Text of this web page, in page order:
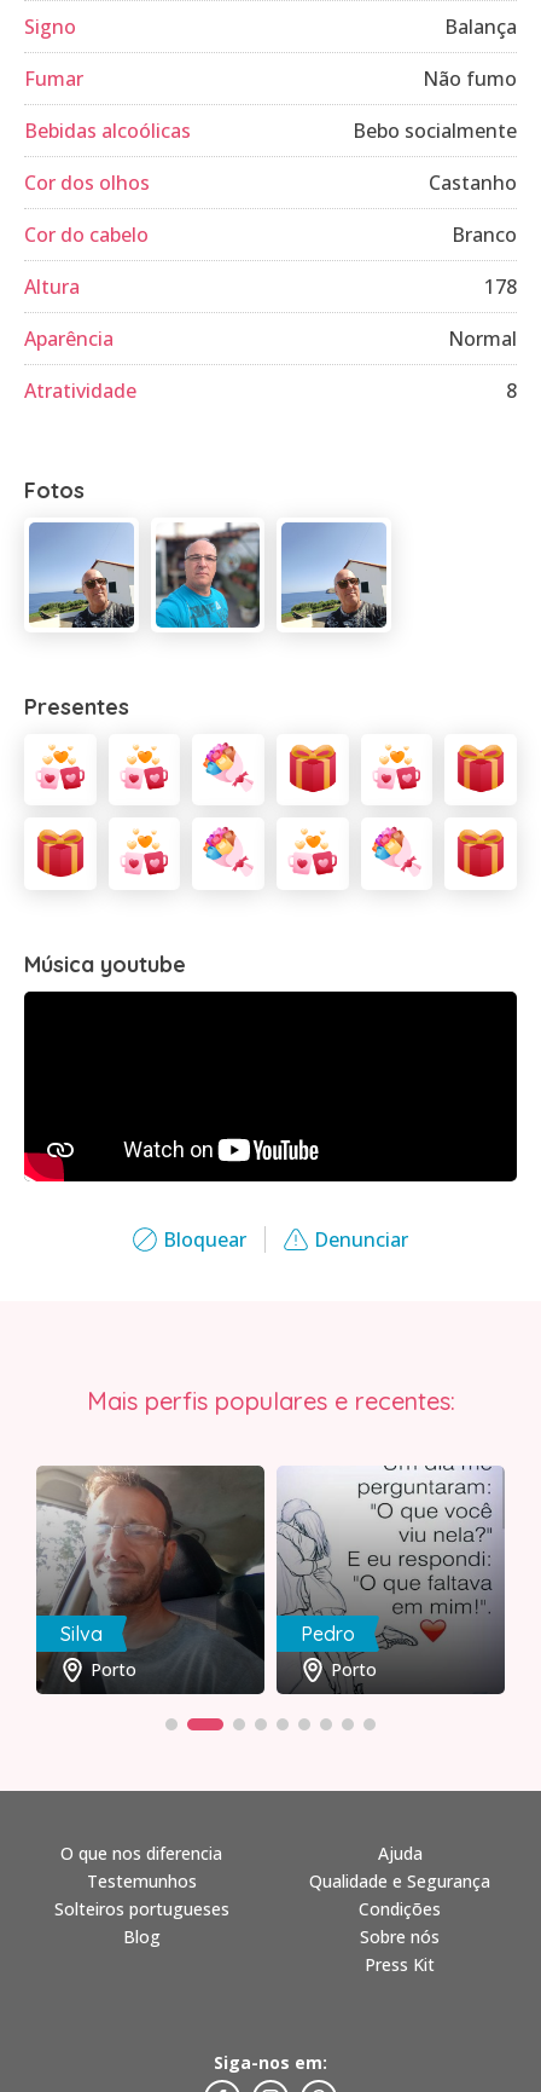
Bloquear Denunciar
Signo
Balança
Fumar
Não fumo
Bebidas alcoólicas
Bebo socialmente
Cor dos olhos
Castanho
Cor do cabelo
Branco
Altura
178
Aparência
Normal
Atratividade
8
Fotos
Presentes
Música youtube
Mais perfis populares e recentes:
Silva
Porto
Pedro
Porto
O que nos diferencia
Testemunhos
Solteiros portugueses
Blog
Ajuda
Qualidade e Segurança
Condições
Sobre nós
Press Kit
Siga-nos em: